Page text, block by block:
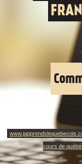
cours de